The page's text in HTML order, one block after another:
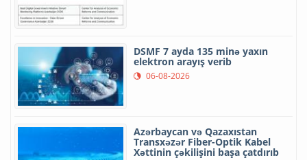
DSMF 7 ayda 135 minə yaxın
elektron arayış verib
06-08-2026
Azərbaycan və Qazaxıstan
Transxəzər Fiber-Optik Kabel
Xəttinin çəkilişini başa çatdırıb